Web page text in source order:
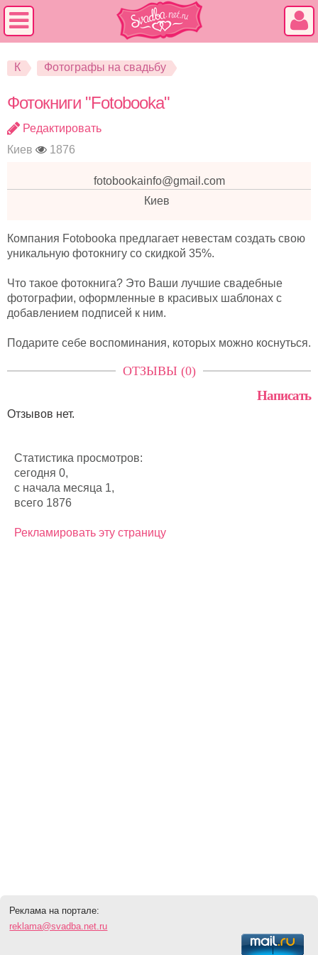
К Фотографы на свадьбу
Фотокниги "Fotobooka"
Редактировать
Киев
1876
fotobookainfo@gmail.com
Киев
Компания Fotobooka предлагает невестам создать свою
уникальную фотокнигу со скидкой 35%.
Что такое фотокнига? Это Ваши лучшие свадебные
фотографии, оформленные в красивых шаблонах с
добавлением подписей к ним.
Подарите себе воспоминания, которых можно коснуться.
ОТЗЫВЫ (0)
Написать
Отзывов нет.
Статистика просмотров:
сегодня 0,
с начала месяца 1,
всего 1876
Рекламировать эту страницу
Реклама на портале:
reklama@svadba.net.ru